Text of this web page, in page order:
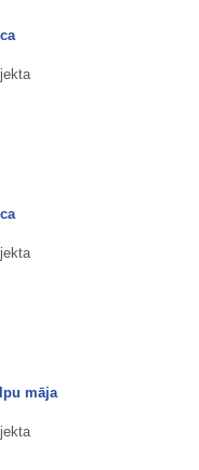
māja